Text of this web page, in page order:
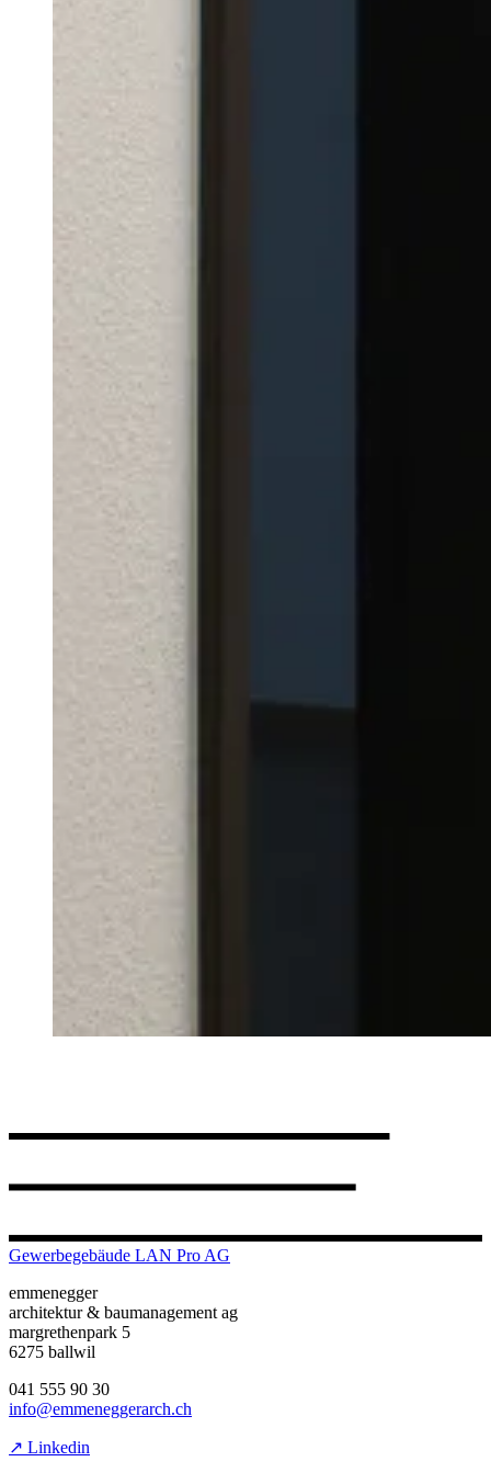
Gewerbegebäude LAN Pro AG
emmenegger
architektur & baumanagement ag
margrethenpark 5
6275 ballwil
041 555 90 30
info@emmeneggerarch.ch
↗ Linkedin